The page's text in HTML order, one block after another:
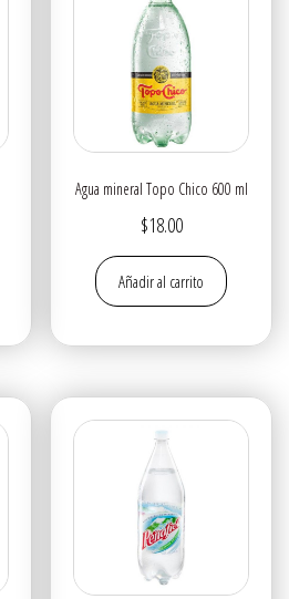
Agua mineral Topo Chico 600 ml
$18.00
Añadir al carrito